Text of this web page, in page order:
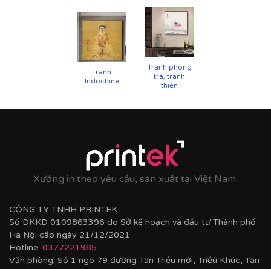
Cận cảnh tranh in trên chất liệu canvas công nghệ in
UV
Tranh
Indochine
Tranh phòng
trà, tranh
thiền
Xưởng in theo yêu cầu, sản xuất tại Việt Nam.
CÔNG TY TNHH PRINTEK
Số DKKD 0109863396 do Sở kế hoạch và đầu tư Thành phố
Hà Nội cấp ngày 21/12/2021
Hotline: 0377221985
Văn phòng: Số 1 ngõ 79 đường Tân Triều mới, Triều Khúc, Tân